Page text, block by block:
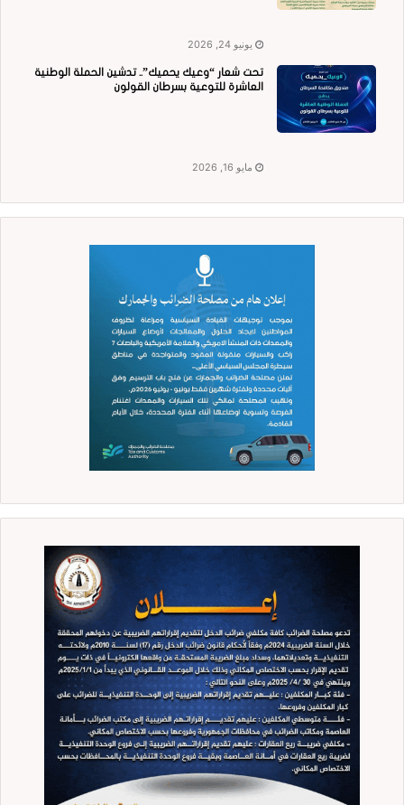
يونيو 24, 2026
تحت شعار “وعيك يحميك”.. تدشين الحملة الوطنية
العاشرة للتوعية بسرطان القولون
مايو 16, 2026